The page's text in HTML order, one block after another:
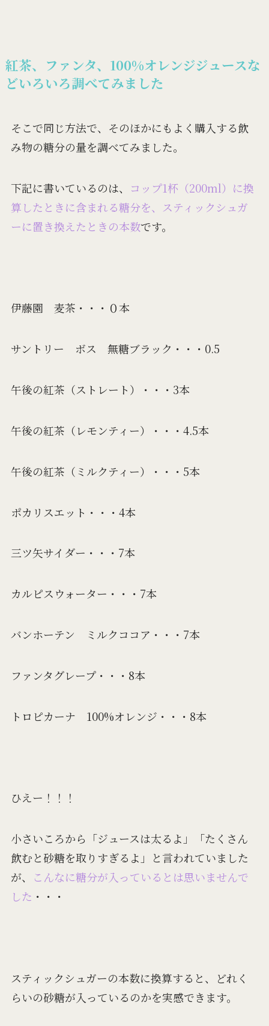
紅茶、ファンタ、100%オレンジジュースな
どいろいろ調べてみました
そこで同じ方法で、そのほかにもよく購入する飲
み物の糖分の量を調べてみました。
下記に書いているのは、
コップ1杯（200ml）に換
算したときに含まれる糖分を、スティックシュガ
ーに置き換えたときの本数です。
伊藤園 麦茶・・・０本
サントリー ボス 無糖ブラック・・・0.5
午後の紅茶（ストレート）・・・3本
午後の紅茶（レモンティー）・・・4.5本
午後の紅茶（ミルクティー）・・・5本
ポカリスエット・・・4本
三ツ矢サイダー・・・7本
カルピスウォーター・・・7本
バンホーテン ミルクココア・・・7本
ファンタグレープ・・・8本
トロピカーナ 100%オレンジ・・・8本
ひえー！！！
小さいころから「ジュースは太るよ」「たくさん
飲むと砂糖を取りすぎるよ」と言われていました
が、
こんなに糖分が入っているとは思いませんで
した ・・・
スティックシュガーの本数に換算すると、どれく
らいの砂糖が入っているのかを実感できます。